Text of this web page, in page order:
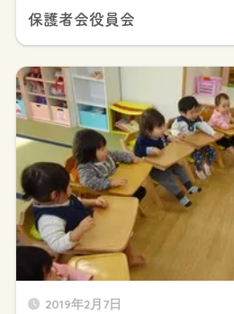
保護者会役員会
2019年2月7日